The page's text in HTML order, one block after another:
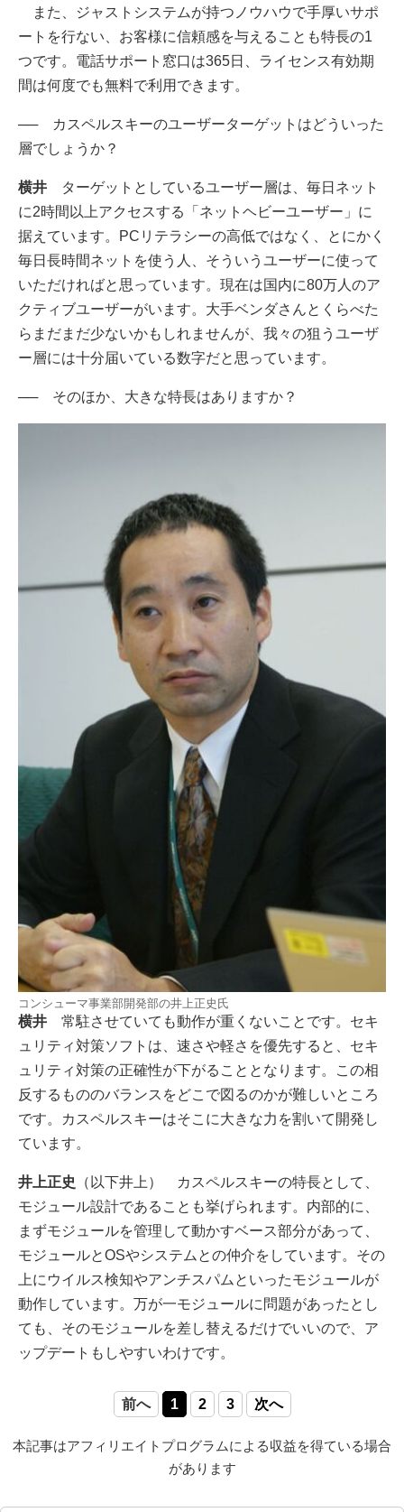
また、ジャストシステムが持つノウハウで手厚いサポ
ートを行ない、お客様に信頼感を与えることも特長の1
つです。電話サポート窓口は365日、ライセンス有効期
間は何度でも無料で利用できます。
── カスペルスキーのユーザーターゲットはどういった
層でしょうか？
横井 ターゲットとしているユーザー層は、毎日ネット
に2時間以上アクセスする「ネットヘビーユーザー」に
据えています。PCリテラシーの高低ではなく、とにかく
毎日長時間ネットを使う人、そういうユーザーに使って
いただければと思っています。現在は国内に80万人のア
クティブユーザーがいます。大手ベンダさんとくらべた
らまだまだ少ないかもしれませんが、我々の狙うユーザ
ー層には十分届いている数字だと思っています。
── そのほか、大きな特長はありますか？
コンシューマ事業部開発部の井上正史氏
横井 常駐させていても動作が重くないことです。セキ
ュリティ対策ソフトは、速さや軽さを優先すると、セキ
ュリティ対策の正確性が下がることとなります。この相
反するもののバランスをどこで図るのかが難しいところ
です。カスペルスキーはそこに大きな力を割いて開発し
ています。
井上正史
（以下井上） カスペルスキーの特長として、
モジュール設計であることも挙げられます。内部的に、
まずモジュールを管理して動かすベース部分があって、
モジュールとOSやシステムとの仲介をしています。その
上にウイルス検知やアンチスパムといったモジュールが
動作しています。万が一モジュールに問題があったとし
ても、そのモジュールを差し替えるだけでいいので、ア
ップデートもしやすいわけです。
前へ 1 2 3 次へ
本記事はアフィリエイトプログラムによる収益を得ている場合
があります